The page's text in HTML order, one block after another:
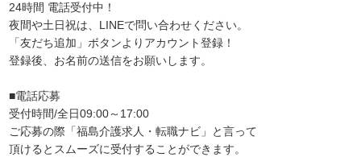
24時間 電話受付中！
夜間や土日祝は、LINEで問い合わせください。
「友だち追加」ボタンよりアカウント登録！
登録後、お名前の送信をお願いします。
■電話応募
受付時間/全日09:00～17:00
ご応募の際「福島介護求人・転職ナビ」と言って
頂けるとスムーズに受付することができます。